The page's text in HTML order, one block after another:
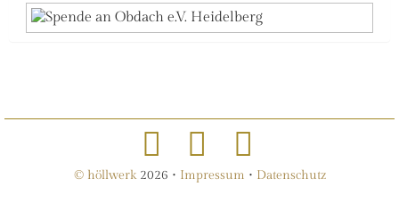
© höllwerk2026 • Impressum • Datenschutz